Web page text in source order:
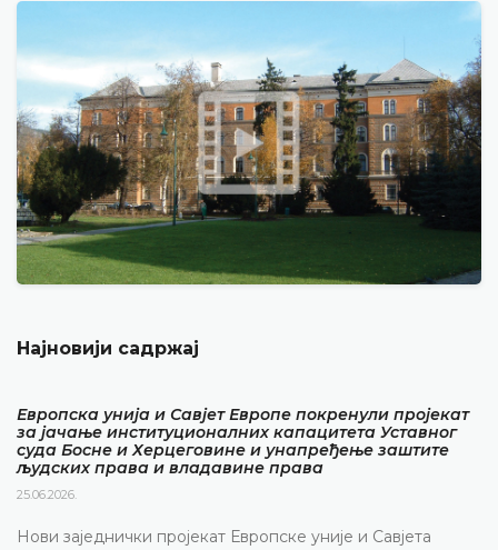
Најновији садржај
Европска унија и Савјет Европе покренули пројекат
за јачање институционалних капацитета Уставног
суда Босне и Херцеговине и унапређење заштите
људских права и владавине права
25.06.2026.
Нови заједнички пројекат Европске уније и Савјета